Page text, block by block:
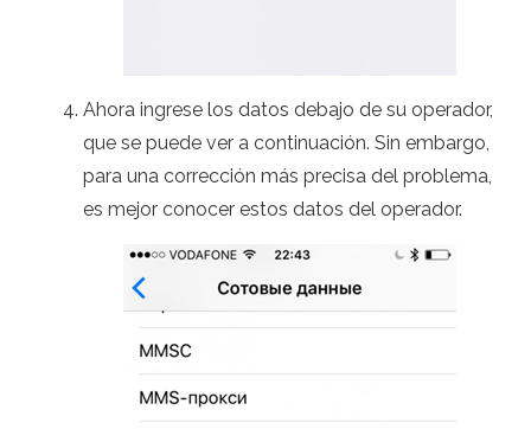
Ahora ingrese los datos debajo de su operador,
que se puede ver a continuación. Sin embargo,
para una corrección más precisa del problema,
es mejor conocer estos datos del operador.